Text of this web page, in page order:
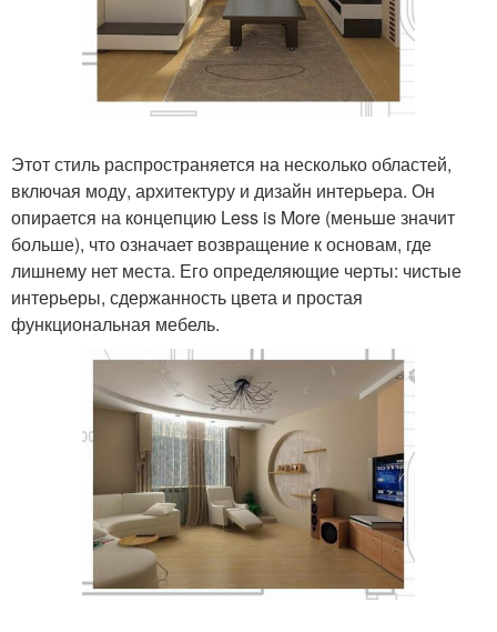
Этот стиль распространяется на несколько областей,
включая моду, архитектуру и дизайн интерьера. Он
опирается на концепцию Less is More (меньше значит
больше), что означает возвращение к основам, где
лишнему нет места. Его определяющие черты: чистые
интерьеры, сдержанность цвета и простая
функциональная мебель.